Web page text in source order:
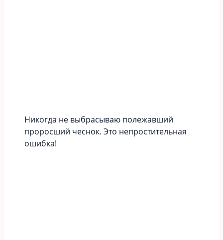
Никогда не выбрасываю полежавший
проросший чеснок. Это непростительная
ошибка!